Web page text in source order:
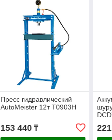
Пресс гидравлический
AutoMeister 12т T0903H
153 440₸